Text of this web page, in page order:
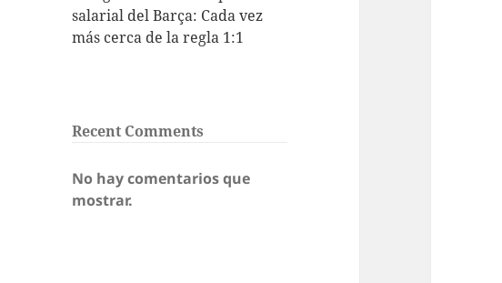
salarial del Barça: Cada vez
más cerca de la regla 1:1
Recent Comments
No hay comentarios que
mostrar.